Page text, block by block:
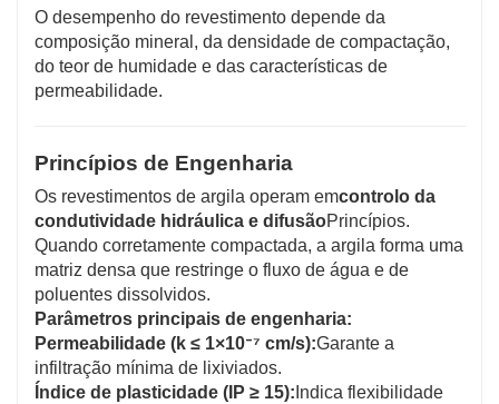
O desempenho do revestimento depende da
composição mineral, da densidade de compactação,
do teor de humidade e das características de
permeabilidade.
Princípios de Engenharia
Os revestimentos de argila operam emcontrolo da
condutividade hidráulica e difusãoPrincípios.
Quando corretamente compactada, a argila forma uma
matriz densa que restringe o fluxo de água e de
poluentes dissolvidos.
Parâmetros principais de engenharia:
Permeabilidade (k ≤ 1×10⁻⁷ cm/s):Garante a
infiltração mínima de lixiviados.
Índice de plasticidade (IP ≥ 15): Indica flexibilidade